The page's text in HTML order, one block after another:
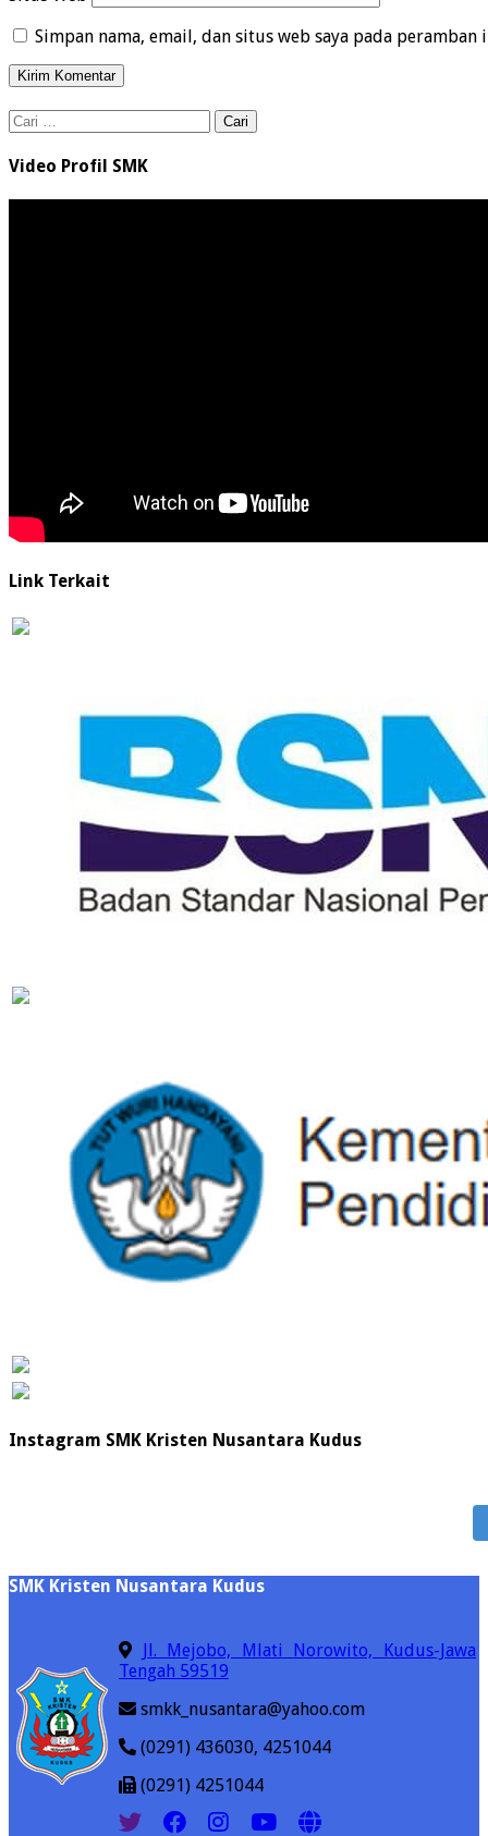
Simpan nama, email, dan situs web saya pada
Cari
untuk:
Video Profil SMK
Link Terkait
Instagram SMK Kristen Nusantara Kudus
SMK Kristen Nusantara Kudus
Jl. Mejobo, Mlati Norowito, Kudus-Jawa
Tengah 59519
smkk_nusantara@yahoo.com
(0291) 436030, 4251044
(0291) 4251044